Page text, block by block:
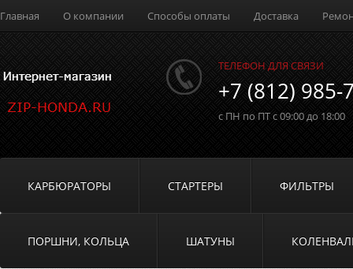
Главная О компании Способы оплаты Доставка
ТЕЛЕФОН ДЛЯ СВЯЗИ
+7 (812) 985-
с ПН по ПТ с 09:00 до 18:00
КАРБЮРАТОРЫ СТАРТЕРЫ ФИЛЬТРЫ
ПОРШНИ, КОЛЬЦА ШАТУНЫ